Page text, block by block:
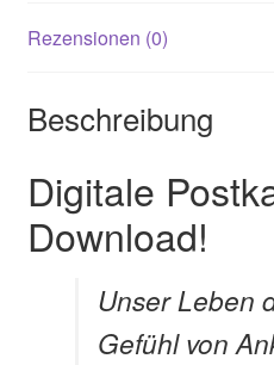
Rezensionen (0)
Beschreibung
Digitale
Download!
Unser Leben
Gefühl von